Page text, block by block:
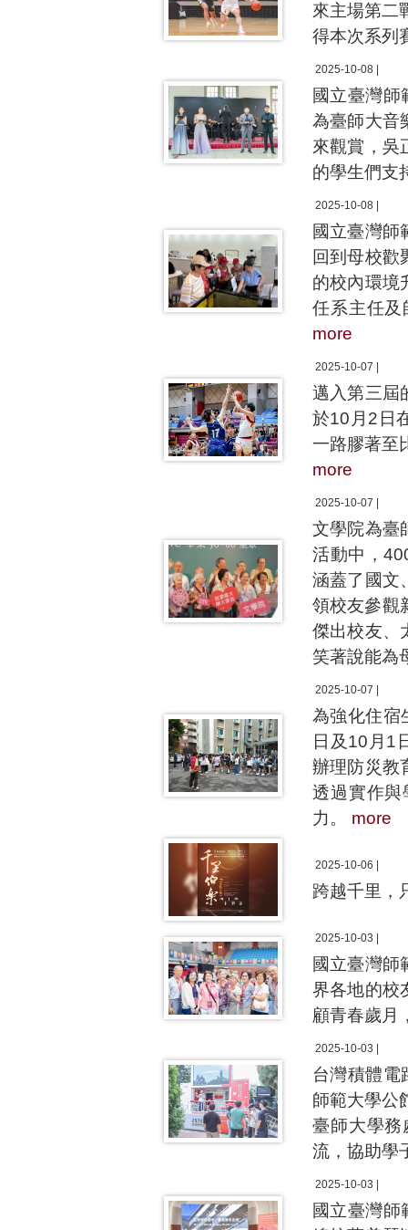
來主場第二
得本次系列
2025-10-08 |
國立臺灣
為臺師大音
來觀賞，吳
的學生們支
2025-10-08 |
國立臺灣師
回到母校歡
的校內環境
任系主任及
more
2025-10-07 |
邁入第三屆
於10月2日
一路膠著至
more
2025-10-07 |
文學院為臺
活動中，
涵蓋了國文
領校友參觀
傑出校友、
笑著說能為
2025-10-07 |
為強化住宿
日及10月1
辦理防災教
透過實作與
力。 more
2025-10-06 |
跨越千里，
2025-10-03 |
國立臺灣師
界各地的校
顧青春歲月
2025-10-03 |
台灣積體電
師範大學公
臺師大學務
流，協助學
2025-10-03 |
國立臺灣